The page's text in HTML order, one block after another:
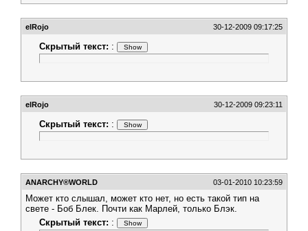
elRojo 30-12-2009 09:17:25
Скрытый текст: :
elRojo 30-12-2009 09:23:11
Скрытый текст: :
АNARCHY®WORLD 03-01-2010 10:23:59
Может кто слышал, может кто нет, но есть такой тип на
свете - Боб Блек. Почти как Марлей, только Блэк.
Скрытый текст: :